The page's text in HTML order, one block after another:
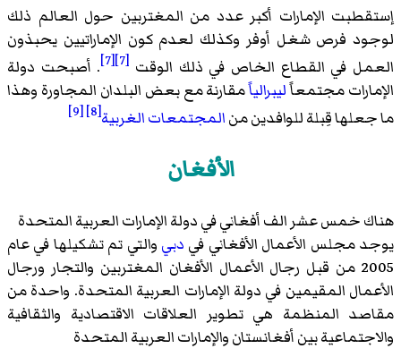
إستقطبت الإمارات أكبر عدد من المغتربين حول العالم ذلك
لوجود فرص شغل أوفر وكذلك لعدم كون الإماراتيين يحبذون
العمل في القطاع الخاص في ذلك الوقت [7]
[7]
. أصبحت دولة
الإمارات مجتمعاًليبرالياًمقارنة مع بعض البلدان المجاورة وهذا
ما جعلها قِبلة للوافدين منالمجتمعات الغربية[8]
[9]
الأفغان
هناك خمس عشر الف أفغاني في دولة الإمارات العربية المتحدة
يوجد مجلس الأعمال الأفغاني في دبي والتي تم تشكيلها في عام
2005 من قبل رجال الأعمال الأفغان المغتربين والتجار ورجال
الأعمال المقيمين في دولة الإمارات العربية المتحدة. واحدة من
مقاصد المنظمة هي تطوير العلاقات الاقتصادية والثقافية
والاجتماعية بين أفغانستان والإمارات العربية المتحدة